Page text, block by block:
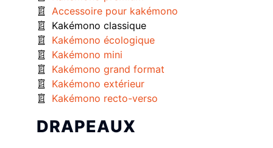
Accessoire pour kakémono
Kakémono classique
Kakémono écologique
Kakémono mini
Kakémono grand format
Kakémono extérieur
Kakémono recto-verso
DRAPEAUX